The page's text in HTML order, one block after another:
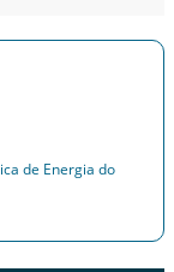
de Energia do